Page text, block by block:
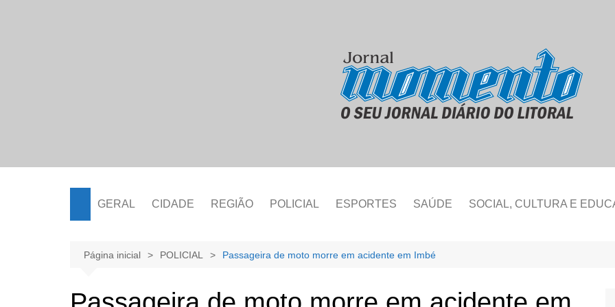
GERAL CIDADE REGIÃO POLICIAL ESPORTES SAÚDE SOCIAL, CULTURA E
Página inicial POLICIAL Passageira de moto morre em acidente em Imbé